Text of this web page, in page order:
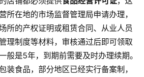
所在地的市场监督管理局申请办理，
所的产权证明或租赁合同、从业人员
理制度等材料，审核通过后即可领取
般是5年，到期前需要及时办理续期。
装食品，部分地区已经实行备案制，